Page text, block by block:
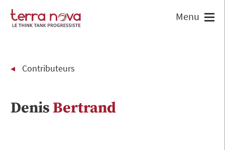
Contributeurs
Denis Bertrand